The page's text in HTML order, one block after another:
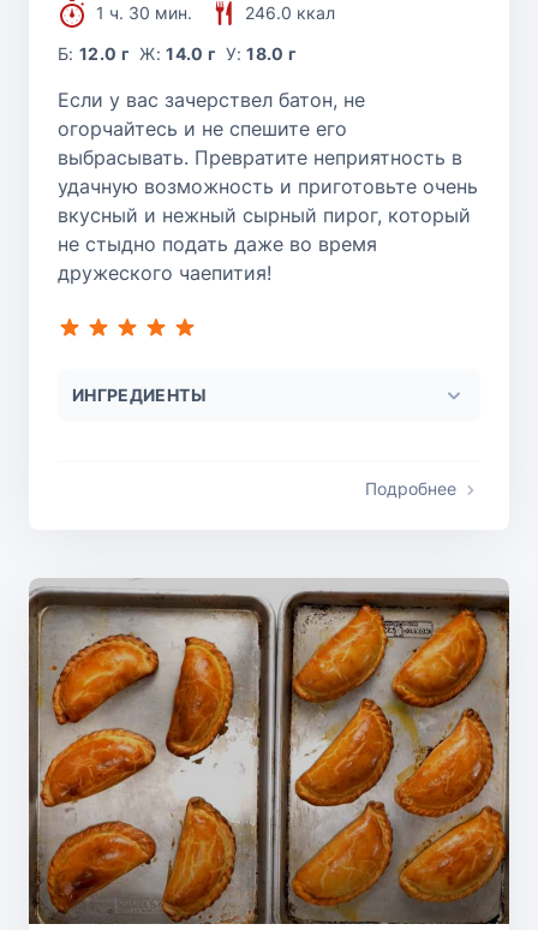
1 ч. 30 мин.
246.0 ккал
Б:12.0 г Ж:14.0 г У:18.0 г
Если у вас зачерствел батон, не
огорчайтесь и не спешите его
выбрасывать. Превратите неприятность в
удачную возможность и приготовьте очень
вкусный и нежный сырный пирог, который
не стыдно подать даже во время
дружеского чаепития!
ИНГРЕДИЕНТЫ
Подробнее